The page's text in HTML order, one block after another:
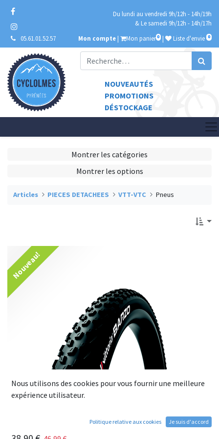
Du lundi au vendredi 9h/12h - 14h/19h
& Le samedi 9h/12h - 14h/17h
05.61.01.52.57
Mon compte | Mon panier 0 | Liste d'envie 0
NOUVEAUTÉS
PROMOTIONS
DÉSTOCKAGE
Montrer les catégories
Montrer les options
Articles PIECES DETACHEES VTT-VTC Pneus
Pneu VITTORIA BARZO Tubeless 29x2.25
Nouveau!
Nous utilisons des cookies pour vous fournir une meilleure
expérience utilisateur.
Politique relative aux cookies Je suis d'accord